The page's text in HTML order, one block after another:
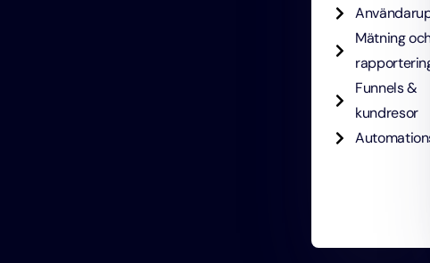
Mätning
Funnels &
kundresor